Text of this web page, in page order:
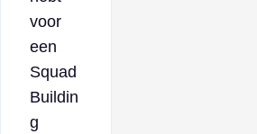
voor
een
Squad
Buildin
g